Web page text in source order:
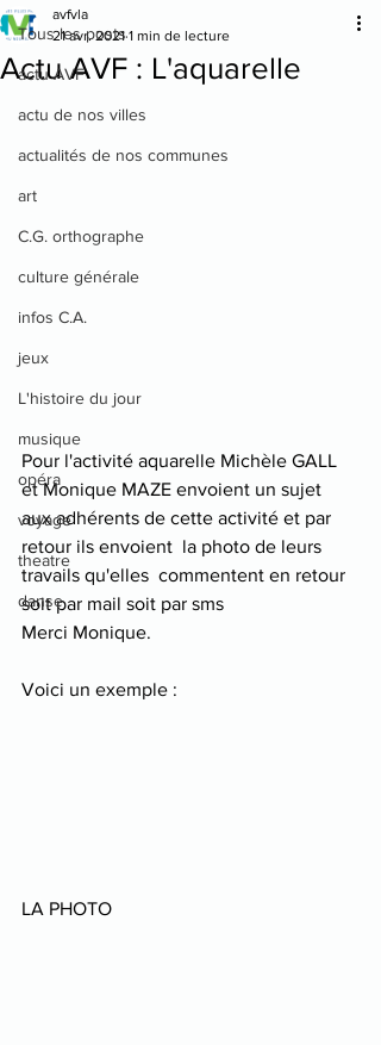
Tous les posts
actu AVF
actu de nos villes
actualités de nos communes
art
C.G. orthographe
culture générale
infos C.A.
jeux
L'histoire du jour
musique
opéra
voyage
theatre
danse
Actu AVF : L'aquarelle
avfvla
21 avr. 2021 1 min de lecture
Pour l'activité aquarelle Michèle GALL
et Monique MAZE envoient un sujet
aux adhérents de cette activité et par
retour ils envoient  la photo de leurs
travails qu'elles  commentent en retour
soit par mail soit par sms
Merci Monique.
Voici un exemple :
LA PHOTO